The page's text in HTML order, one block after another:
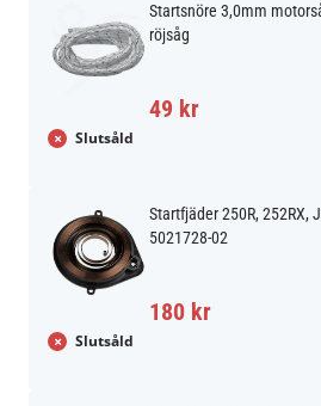
Startsnöre 3,0mm
röjsåg
49 kr
Slutsåld
Startfjäder 250R, 252RX,
5021728-02
180 kr
Slutsåld